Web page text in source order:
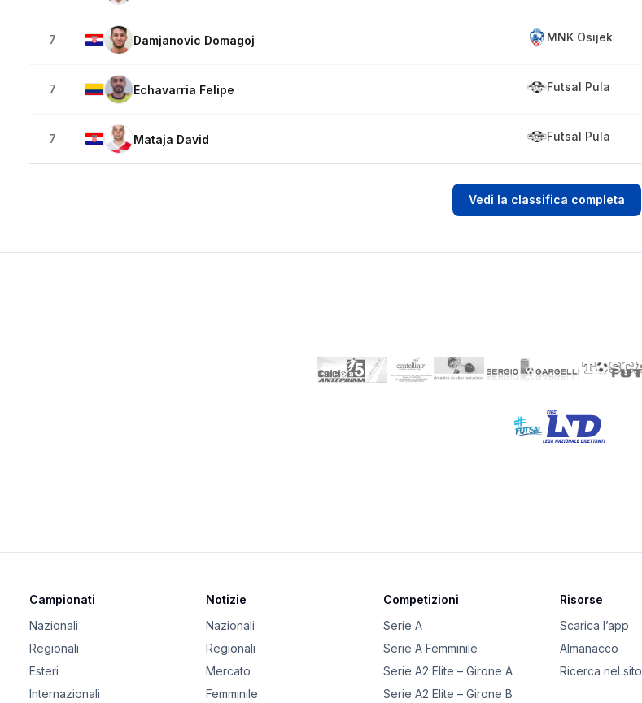
7 Damjanovic Domagoj MNK Osijek
7 Echavarria Felipe Futsal Pula
7 Mataja David Futsal Pula
Vedi la classifica completa
Campionati
Nazionali
Regionali
Esteri
Internazionali
Notizie
Nazionali
Regionali
Mercato
Femminile
Competizioni
Serie A
Serie A Femminile
Serie A2 Elite – Girone A
Serie A2 Elite – Girone B
Risorse
Scarica l’app
Almanacco
Ricerca nel sito